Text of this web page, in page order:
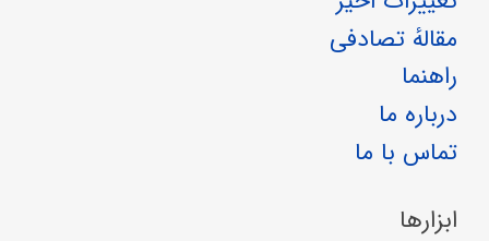
مقالهٔ تصادفی
راهنما
درباره ما
تماس با ما
ابزارها